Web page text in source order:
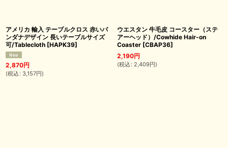
アメリカ 輸入 テーブルクロス 赤いバ
ンダナデザイン 長いテーブルサイズ
可/Tablecloth [HAPK39]
2,870円
(税込 : 3,157円)
ウエスタン 牛毛皮 コースター（ステ
アーヘッド）/Cowhide Hair-on
Coaster [CBAP36]
2,190円
(税込 : 2,409円)